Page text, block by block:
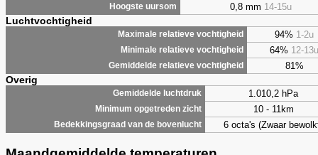
Hoogste uursom 0,8 mm 14-15u
Luchtvochtigheid
Maximale relatieve vochtigheid 94% 1-2u
Minimale relatieve vochtigheid 64% 12-13u
Gemiddelde relatieve vochtigheid 81%
Overig
Gemiddelde luchtdruk 1.010,2 hPa
Minimum opgetreden zicht 10 - 11km
Bedekkingsgraad van de bovenlucht 6 octa's (Zwaar